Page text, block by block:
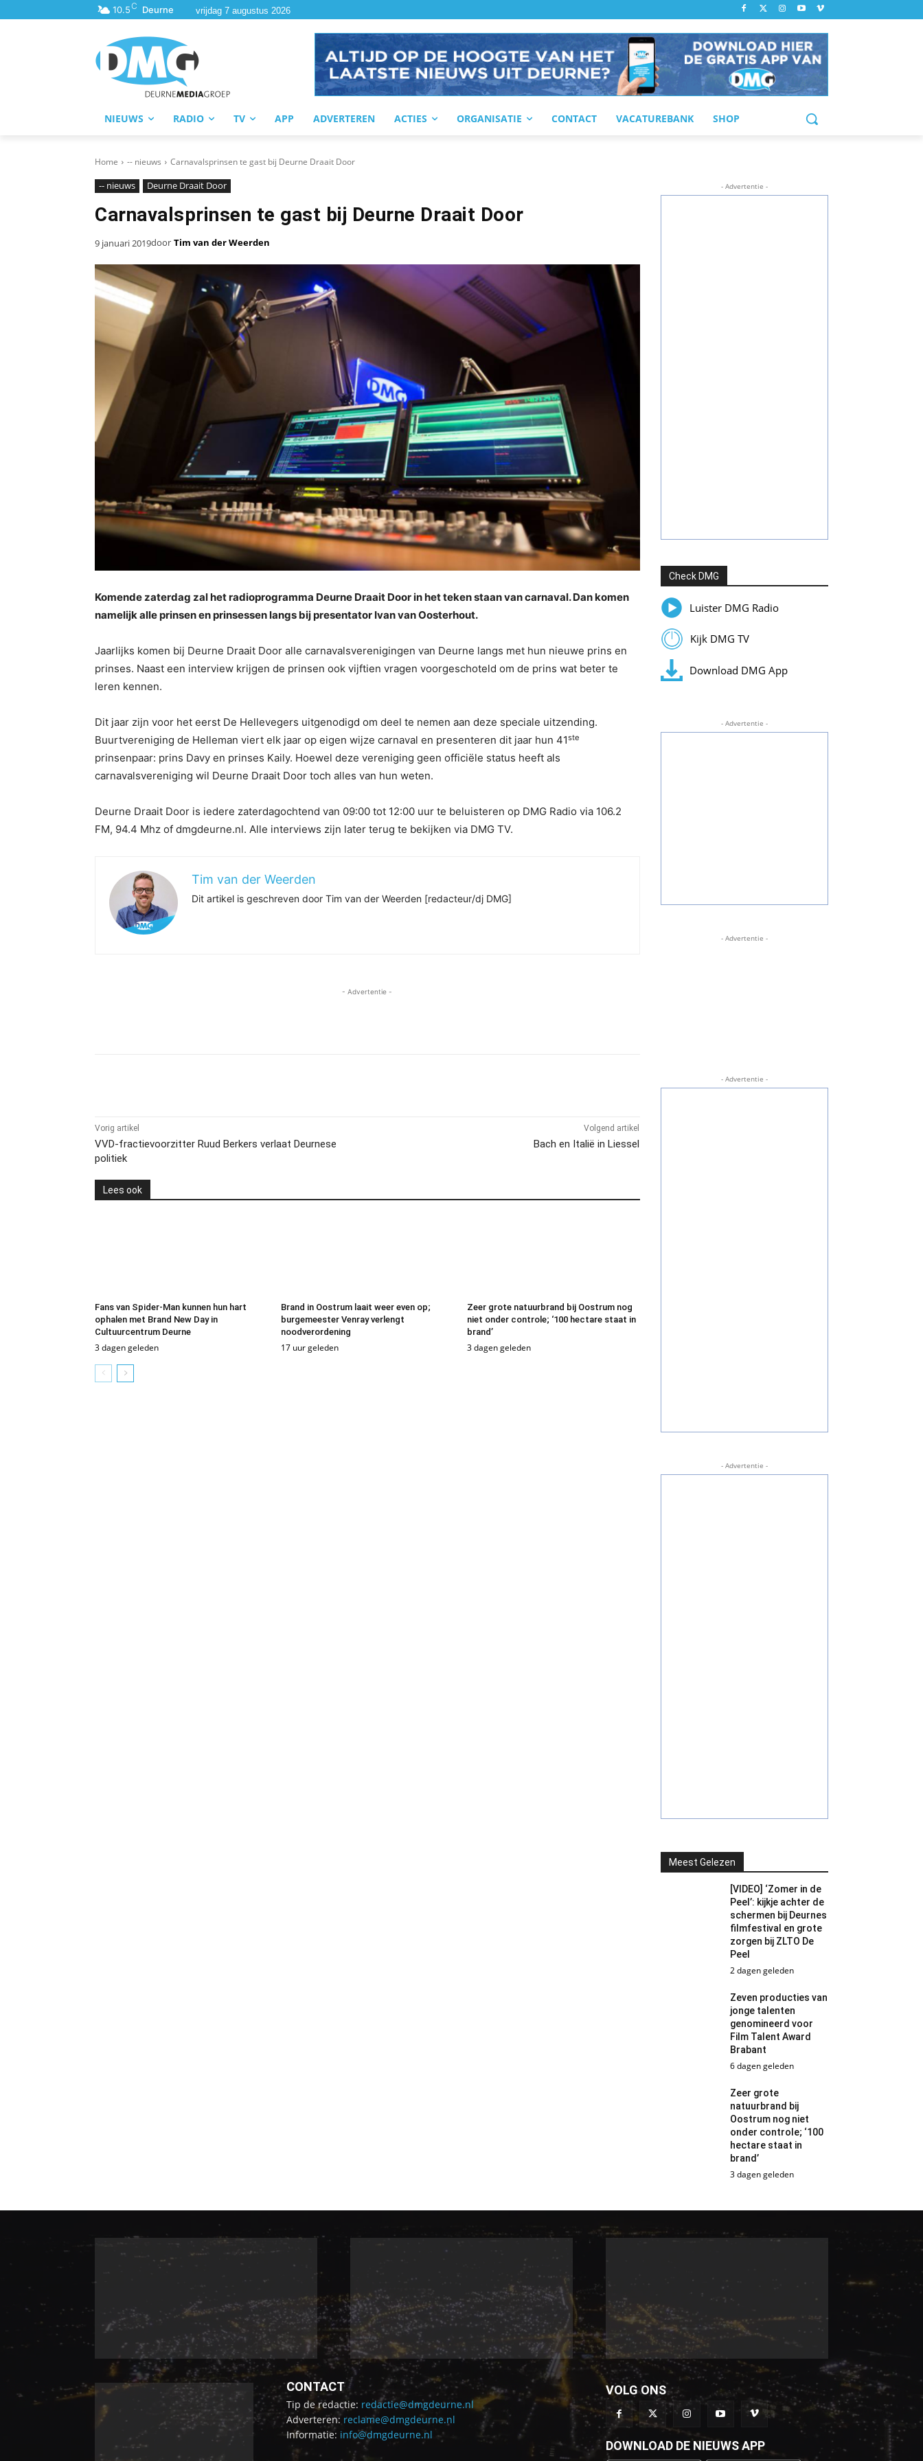
10.5C Deurne vrijdag 7 augustus 2026
NIEUWS RADIO TV APP ADVERTEREN ACTIES ORGANISATIE CONTACT VACATUREBANK SHOP
Home -- nieuws Carnavalsprinsen te gast bij Deurne Draait Door
-- nieuws Deurne Draait Door
Carnavalsprinsen te gast bij Deurne Draait Door
9 januari 2019door Tim van der Weerden
Komende zaterdag zal het radioprogramma Deurne Draait Door in het teken staan van carnaval. Dan komen
namelijk alle prinsen en prinsessen langs bij presentator Ivan van Oosterhout.
Jaarlijks komen bij Deurne Draait Door alle carnavalsverenigingen van Deurne langs met hun nieuwe prins en
prinses. Naast een interview krijgen de prinsen ook vijftien vragen voorgeschoteld om de prins wat beter te
leren kennen.
Dit jaar zijn voor het eerst De Hellevegers uitgenodigd om deel te nemen aan deze speciale uitzending.
Buurtvereniging de Helleman viert elk jaar op eigen wijze carnaval en presenteren dit jaar hun 41ste
prinsenpaar: prins Davy en prinses Kaily. Hoewel deze vereniging geen officiële status heeft als
carnavalsvereniging wil Deurne Draait Door toch alles van hun weten.
Deurne Draait Door is iedere zaterdagochtend van 09:00 tot 12:00 uur te beluisteren op DMG Radio via 106.2
FM, 94.4 Mhz of dmgdeurne.nl. Alle interviews zijn later terug te bekijken via DMG TV.
Tim van der Weerden
Dit artikel is geschreven door Tim van der Weerden [redacteur/dj DMG]
- Advertentie -
Vorig artikel
VVD-fractievoorzitter Ruud Berkers verlaat Deurnese
politiek
Volgend artikel
Bach en Italië in Liessel
Lees ook
Fans van Spider-Man kunnen hun hart
ophalen met Brand New Day in
Cultuurcentrum Deurne
3 dagen geleden
Brand in Oostrum laait weer even op;
burgemeester Venray verlengt
noodverordening
17 uur geleden
Zeer grote natuurbrand bij Oostrum nog
niet onder controle; ‘100 hectare staat in
brand’
3 dagen geleden
- Advertentie -
Check DMG
Luister DMG Radio
Kijk DMG TV
Download DMG App
- Advertentie -
- Advertentie -
- Advertentie -
- Advertentie -
Meest Gelezen
[VIDEO] ‘Zomer in de
Peel’: kijkje achter de
schermen bij Deurnes
filmfestival en grote
zorgen bij ZLTO De
Peel
2 dagen geleden
Zeven producties van
jonge talenten
genomineerd voor
Film Talent Award
Brabant
6 dagen geleden
Zeer grote
natuurbrand bij
Oostrum nog niet
onder controle; ‘100
hectare staat in
brand’
3 dagen geleden
CONTACT
Tip de redactie: redactie@dmgdeurne.nl
Adverteren: reclame@dmgdeurne.nl
Informatie: info@dmgdeurne.nl
VOLG ONS
DOWNLOAD DE NIEUWS APP